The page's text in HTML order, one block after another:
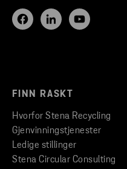
FINN RASKT
Hvorfor Stena Recycling
Gjenvinningstjenester
Ledige stillinger
Stena Circular Consulting